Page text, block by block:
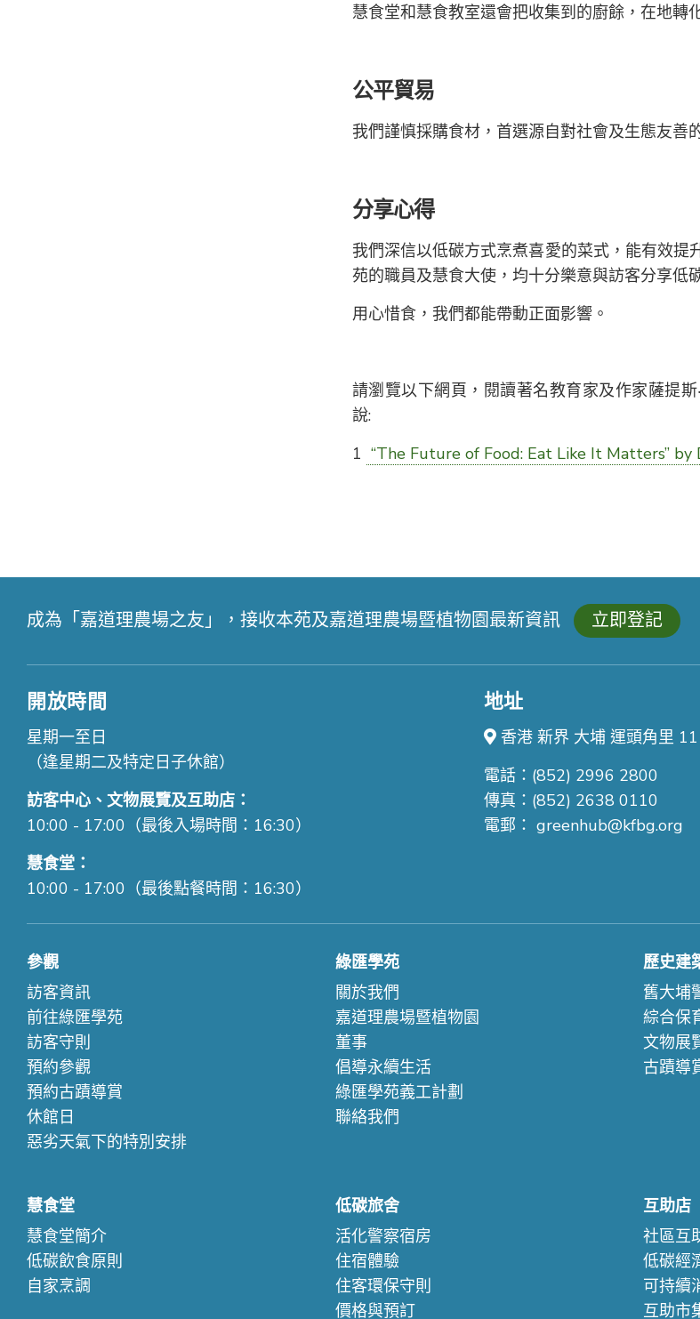
慧食堂和慧食教室還會把收集到的廚餘，在地轉
公平貿易
我們謹慎採購食材，首選源自對社會及生態友善
分享心得
我們深信以低碳方式烹煮喜愛的菜式，能有效
苑的職員及慧食大使，均十分樂意與訪客分享低
用心惜食，我們都能帶動正面影響。
請瀏覽以下網頁，閱讀著名教育家及作家薩提
說:
1 “The Future of Food: Eat Like It Matters”
成為「嘉道理農場之友」，接收本苑及嘉道理農場暨植物園最新資訊 立即登記
開放時間
星期一至日
（逢星期二及特定日子休館）
訪客中心、文物展覽及互助店：
10:00 - 17:00（最後入場時間：16:30）
慧食堂：
10:00 - 17:00（最後點餐時間：16:30）
地址
香港 新界 大埔 運頭角里
電話：(852) 2996 2800
傳真：(852) 2638 0110
電郵： greenhub@kfbg.org
參觀
訪客資訊
前往綠匯學苑
訪客守則
預約參觀
預約古蹟導賞
休館日
惡劣天氣下的特別安排
綠匯學苑
關於我們
嘉道理農場暨植物園
董事
倡導永續生活
綠匯學苑義工計劃
聯絡我們
歷史建
舊大埔
綜合保
文物展
古蹟導
慧食堂
慧食堂簡介
低碳飲食原則
自家烹調
低碳旅舍
活化警察宿房
住宿體驗
住客環保守則
價格與預訂
互助店
社區互
低碳經
可持續
互助市